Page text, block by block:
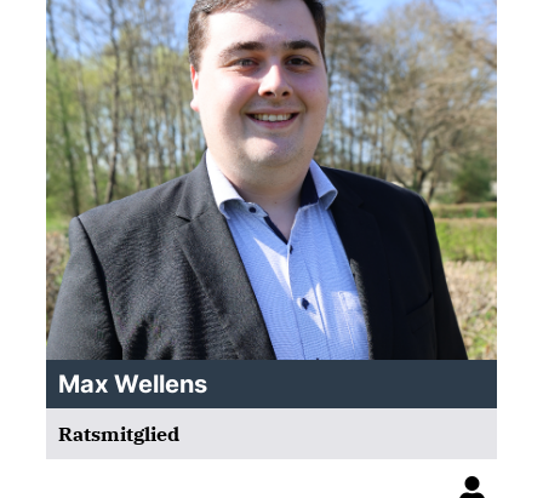
Max Wellens
Ratsmitglied